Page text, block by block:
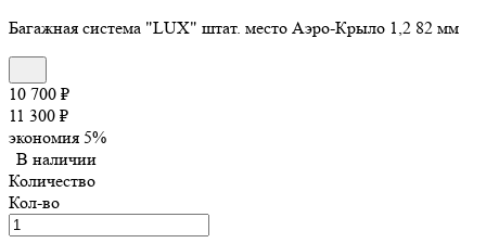
Багажная система "LUX" штат. место Аэро-Крыло 1,2 82 мм
10 700 ₽
11 300 ₽
экономия 5%
В наличии
Количество
Кол-во